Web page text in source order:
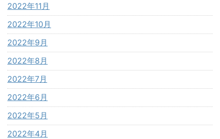
2022年11月
2022年10月
2022年9月
2022年8月
2022年7月
2022年6月
2022年5月
2022年4月